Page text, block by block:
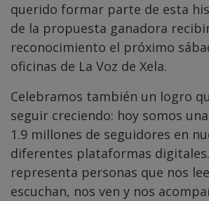
querido formar parte de esta
de la propuesta ganadora
reconocimiento el próximo
oficinas de La Voz de Xela.
Celebramos también un logro
seguir creciendo: hoy somos
1.9 millones de seguidores en
diferentes plataformas
representa personas que nos
escuchan, nos ven y nos